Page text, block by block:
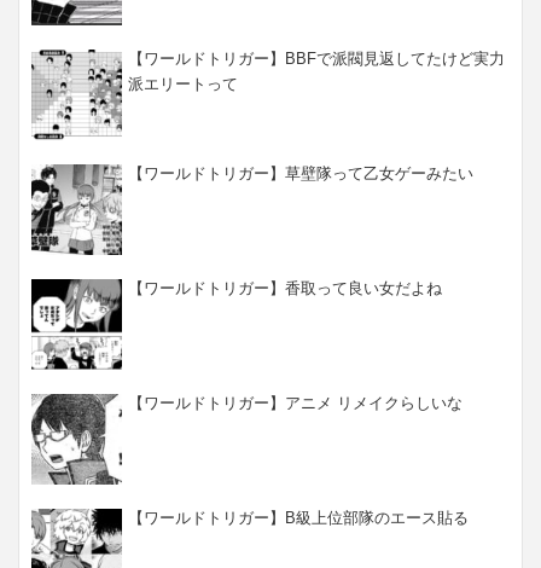
【ワールドトリガー】BBFで派閥見返してたけど実力
派エリートって
【ワールドトリガー】草壁隊って乙女ゲーみたい
【ワールドトリガー】香取って良い女だよね
【ワールドトリガー】アニメ リメイクらしいな
【ワールドトリガー】B級上位部隊のエース貼る